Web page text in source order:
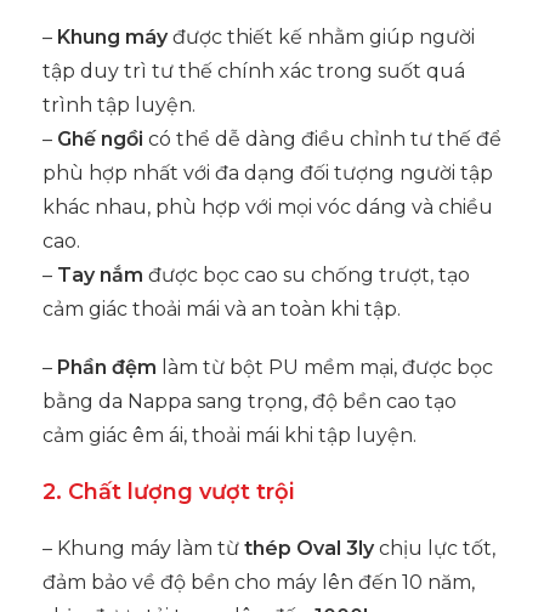
– Khung máyđược thiết kế nhằm giúp người
tập duy trì tư thế chính xác trong suốt quá
trình tập luyện.
– Ghế ngồi có thể dễ dàng điều chỉnh tư thế để
phù hợp nhất với đa dạng đối tượng người tập
khác nhau, phù hợp với mọi vóc dáng và chiều
cao.
– Tay nắm được bọc cao su chống trượt, tạo
cảm giác thoải mái và an toàn khi tập.
– Phần đệm làm từ bột PU mềm mại, được bọc
bằng da Nappa sang trọng, độ bền cao tạo
cảm giác êm ái, thoải mái khi tập luyện.
2. Chất lượng vượt trội
– Khung máy làm từ thép Oval 3lychịu lực tốt,
đảm bảo về độ bền cho máy lên đến 10 năm,